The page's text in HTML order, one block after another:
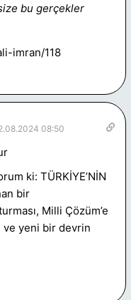
bu gerçekler
imran/118
08:50
ki: TÜRKİYE’NİN
bir
Milli Çözüm’e
ve yeni bir devrin